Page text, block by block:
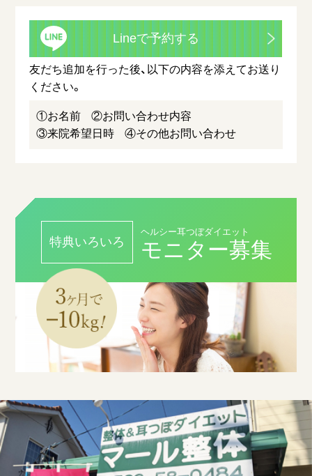
Lineで予約する
友だち追加を行った後、以下の内容を添えてお送り
ください。
①お名前
②お問い合わせ内容
③来院希望日時
④その他お問い合わせ
特典いろいろ
ヘルシー耳つぼダイエット
モニター募集